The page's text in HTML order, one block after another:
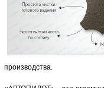
производства.